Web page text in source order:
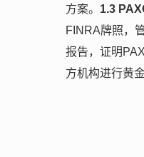
方案。 1.3
FINRA牌照，
报告，证明
方机构进行黄